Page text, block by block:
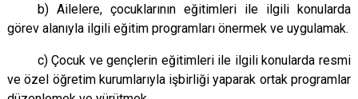
b) Ailelere, çocuklarının eğitimleri ile ilgili konularda
görev alanıyla ilgili eğitim programları önermek ve uygulamak.
c) Çocuk ve gençlerin eğitimleri ile ilgili konularda resmi
ve özel öğretim kurumlarıyla işbirliği yaparak ortak programlar